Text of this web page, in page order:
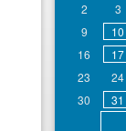
2
3
9 10
16
17
23
24
30
31